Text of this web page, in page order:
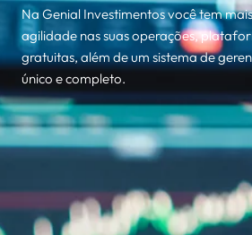
Na Genial Investimentos você tem
agilidade nas suas operações,
gratuitas, além de um sistema de
único e completo.